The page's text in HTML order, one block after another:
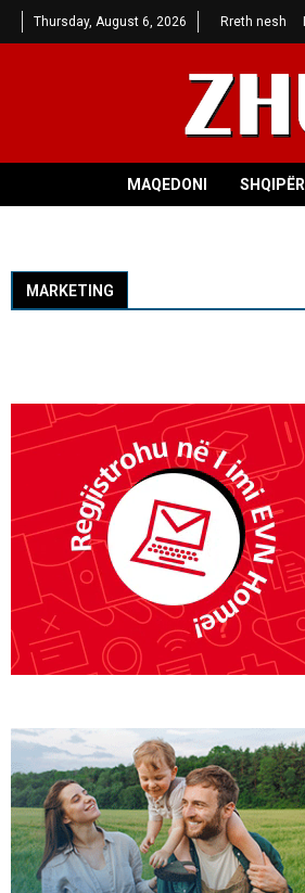
Thursday, August 6, 2026 Rreth nesh
MAQEDONI SHQIPËRI
MARKETING